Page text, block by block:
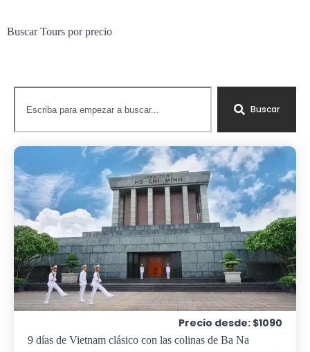
Buscar Tours por precio
Buscar
Precio desde: $1090
9 días de Vietnam clásico con las colinas de Ba Na